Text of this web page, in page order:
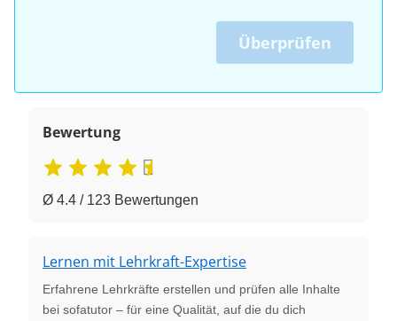
Überprüfen
Bewertung
Ø 4.4 / 123 Bewertungen
Lernen mit Lehrkraft-Expertise
Erfahrene Lehrkräfte erstellen und prüfen alle Inhalte
bei sofatutor – für eine Qualität, auf die du dich